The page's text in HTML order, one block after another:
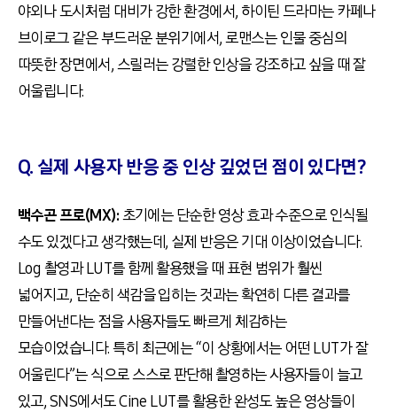
야외나 도시처럼 대비가 강한 환경에서, 하이틴 드라마는 카페나
브이로그 같은 부드러운 분위기에서, 로맨스는 인물 중심의
따뜻한 장면에서, 스릴러는 강렬한 인상을 강조하고 싶을 때 잘
어울립니다.
Q. 실제 사용자 반응 중 인상 깊었던 점이 있다면?
백수곤 프로(MX):초기에는 단순한 영상 효과 수준으로 인식될
수도 있겠다고 생각했는데, 실제 반응은 기대 이상이었습니다.
Log 촬영과 LUT를 함께 활용했을 때 표현 범위가 훨씬
넓어지고, 단순히 색감을 입히는 것과는 확연히 다른 결과를
만들어낸다는 점을 사용자들도 빠르게 체감하는
모습이었습니다. 특히 최근에는 “이 상황에서는 어떤 LUT가 잘
어울린다”는 식으로 스스로 판단해 촬영하는 사용자들이 늘고
있고, SNS에서도 Cine LUT를 활용한 완성도 높은 영상들이